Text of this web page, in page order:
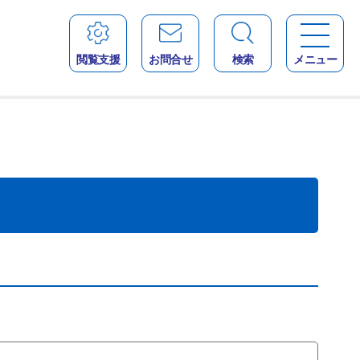
閲覧支援 お問合せ 検索 メニュー